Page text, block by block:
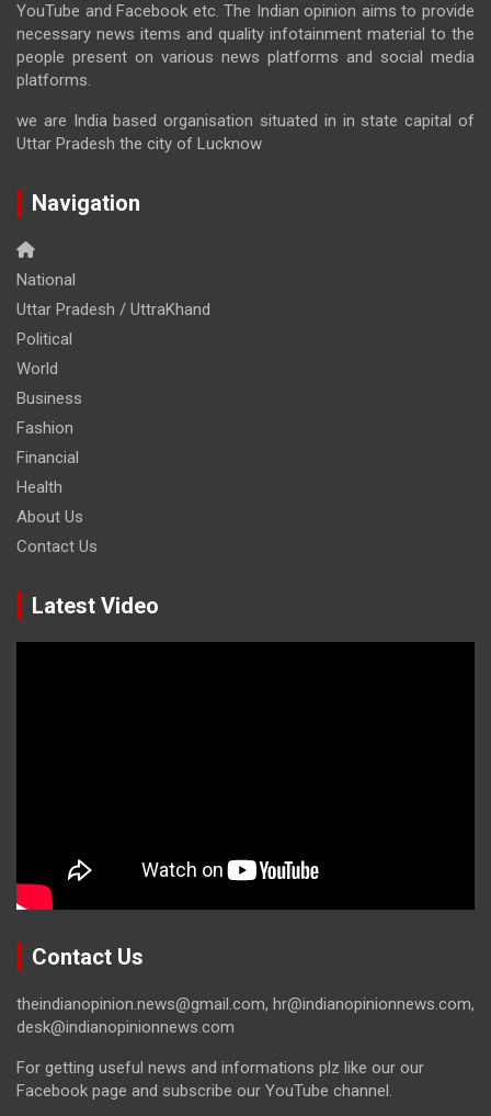
YouTube and Facebook etc. The Indian opinion aims to provide
necessary news items and quality infotainment material to the
people present on various news platforms and social media
platforms.
we are India based organisation situated in in state capital of
Uttar Pradesh the city of Lucknow
Navigation
National
Uttar Pradesh / UttraKhand
Political
World
Business
Fashion
Financial
Health
About Us
Contact Us
Latest Video
Contact Us
theindianopinion.news@gmail.com, hr@indianopinionnews.com,
desk@indianopinionnews.com
For getting useful news and informations plz like our our
Facebook page and subscribe our YouTube channel.